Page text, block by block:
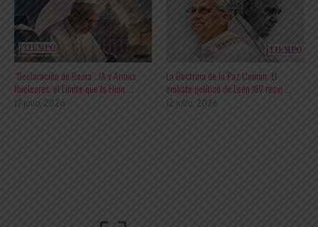
“Declaración de Roma”: IA y Armas
Nucleares, el Límite que la Hum ...
17 julio, 2026
La Doctrina de la Paz Común: El
embate político de León XIV reavi ...
12 julio, 2026